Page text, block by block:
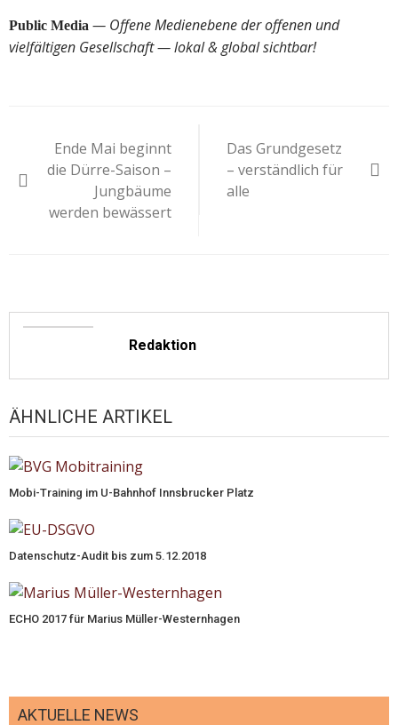
Public Media — Offene Medienebene der offenen und
vielfältigen Gesellschaft — lokal & global sichtbar!
Ende Mai beginnt
die Dürre-Saison –
Jungbäume
werden bewässert
Das Grundgesetz
– verständlich für
alle
Redaktion
ÄHNLICHE ARTIKEL
Mobi-Training im U-Bahnhof Innsbrucker Platz
Datenschutz-Audit bis zum 5.12.2018
ECHO 2017 für Marius Müller-Westernhagen
AKTUELLE NEWS